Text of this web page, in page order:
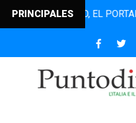
PRINCIPALESEL PORTAL